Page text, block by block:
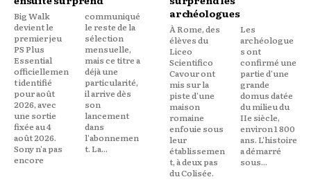
Big Walk
devient le
premier jeu
PS Plus
Essential
officiellemen
t identifié
pour août
2026, avec
une sortie
fixée au 4
août 2026.
Sony n'a pas
encore
communiqué
le reste de la
sélection
mensuelle,
mais ce titre a
déjà une
particularité,
il arrive dès
son
lancement
dans
l'abonnemen
t. La...
archéologues
À Rome, des
élèves du
Liceo
Scientifico
Cavour ont
mis sur la
piste d'une
maison
romaine
enfouie sous
leur
établissemen
t, à deux pas
du Colisée.
Les
archéologue
s ont
confirmé une
partie d'une
grande
domus datée
du milieu du
IIe siècle,
environ 1 800
ans. L'histoire
a démarré
sous...